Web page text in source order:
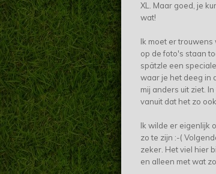
XL. Maar goed, je
wat!
Ik moet er
op de foto's staan
spätzle een speciale
waar je het deeg in
mij anders uit ziet.
vanuit dat het zo
Ik wilde er eigenlijk
zo te zijn :-(
zeker. Het viel hier
en alleen met wat